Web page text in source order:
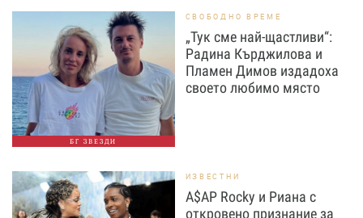
БГ ЗВЕЗДИ
СВОБОДНО ВРЕМЕ
„Тук сме най-щастливи“:
Радина Кърджилова и
Пламен Димов издадоха
своето любимо място
ИЗВЕСТНИ
A$AP Rocky и Риана с
откровено признание за